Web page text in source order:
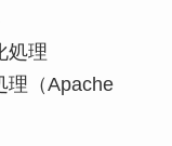
処理
理（Apache